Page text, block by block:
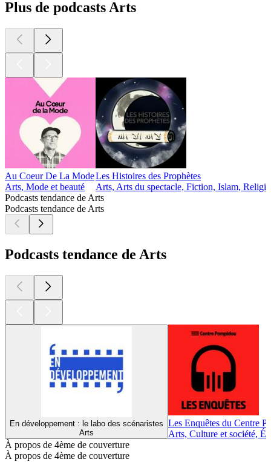
Plus de podcasts Arts
Au Coeur De La Mode
Arts, Mode et beauté
Les Histoires des Prophètes
Arts, Arts du spectacle, Fiction, Islam,
Podcasts tendance de Arts
Podcasts tendance de Arts
Podcasts tendance de Arts
En développement : le labo des scénaristes
Arts
Les Enquêtes du Centre
Arts, Culture et société,
À propos de 4ème de couverture
À propos de 4ème de couverture